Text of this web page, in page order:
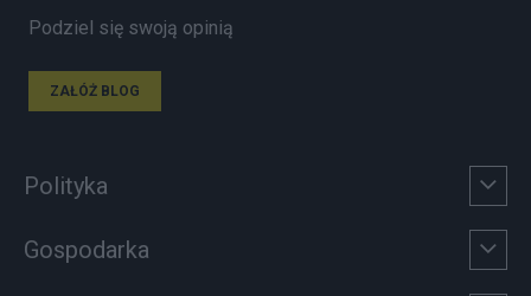
Podziel się swoją opinią
ZAŁÓŻ BLOG
Polityka
Gospodarka